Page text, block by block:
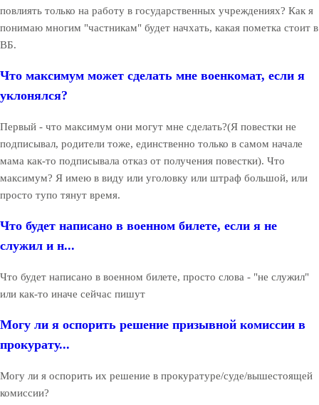
повлиять только на работу в государственных учреждениях? Как я
понимаю многим "частникам" будет начхать, какая пометка стоит в
ВБ.
Что максимум может сделать мне военкомат, если я
уклонялся?
Первый - что максимум они могут мне сделать?(Я повестки не
подписывал, родители тоже, единственно только в самом начале
мама как-то подписывала отказ от получения повестки). Что
максимум? Я имею в виду или уголовку или штраф большой, или
просто тупо тянут время.
Что будет написано в военном билете, если я не
служил и н...
Что будет написано в военном билете, просто слова - "не служил"
или как-то иначе сейчас пишут
Могу ли я оспорить решение призывной комиссии в
прокурату...
Могу ли я оспорить их решение в прокуратуре/суде/вышестоящей
комиссии?